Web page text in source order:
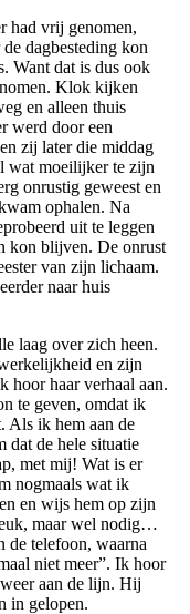
had vrij genomen,
dagbesteding kon
Want dat is dus ook
Klok kijken
en alleen thuis
werd door een
zij later die middag
wat moeilijker te zijn
onrustig geweest en
ophalen. Na
uit te leggen
kon blijven. De onrust
van zijn lichaam.
naar huis
laag over zich heen.
en zijn
hoor haar verhaal aan.
te geven, omdat ik
Als ik hem aan de
dat de hele situatie
met mij! Wat is er
nogmaals wat ik
en wijs hem op zijn
maar wel nodig…
de telefoon, waarna
niet meer”. Ik hoor
aan de lijn. Hij
in gelopen.